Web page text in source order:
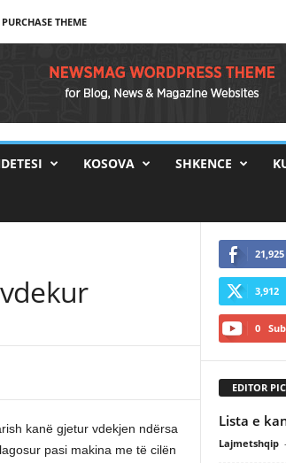
PURCHASE THEME
KOSOVA SHKENCE
kanë gjetur vdekjen ndërsa
pasi makina me të cilën
21,925
3,912
0
EDITOR
Lista e
Lajmetshqip -